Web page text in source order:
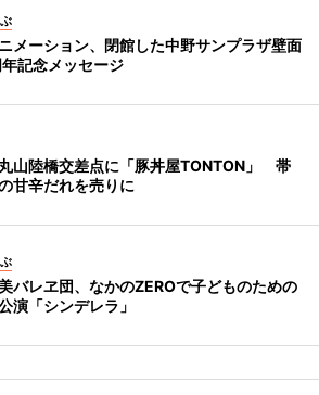
メーション、閉館した中野サンプラザ壁面
記念メッセージ
山陸橋交差点に「豚丼屋TONTON」 帯
甘辛だれを売りに
バレヱ団、なかのZEROで子どものための
演「シンデレラ」